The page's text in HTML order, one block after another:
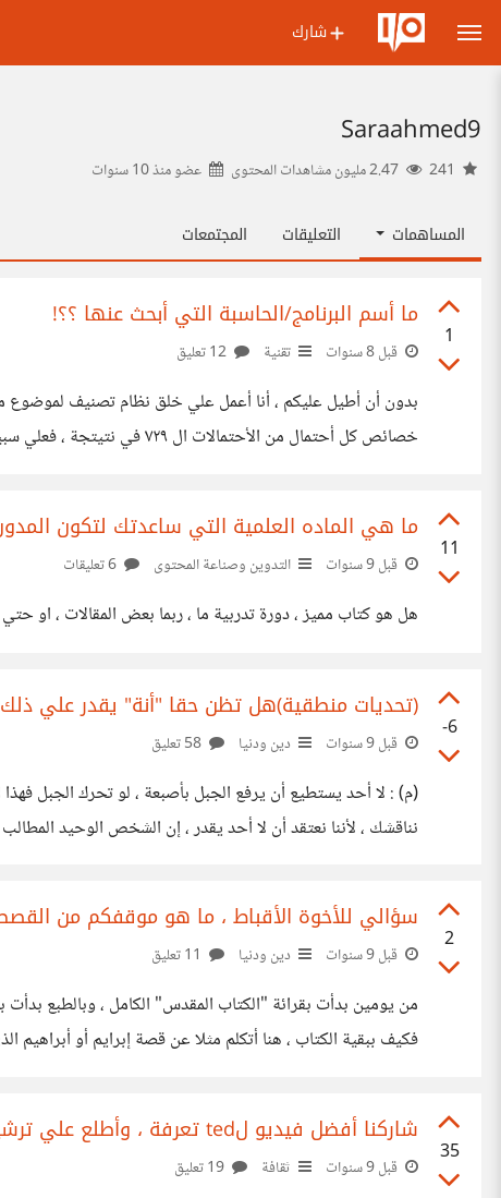
شارك
Saraahmed9
عضو منذ10 سنوات
المساهمات التعليقات المجتمعات
1
ما أسم البرنامج/الحاسبة التي أبحث عنها ؟؟!
قبل 8 سنوات تقنية
11
ما هي الماده العلمية التي ساعدتك لتكون
قبل 9 سنوات التدوين وصناعة المحتوى
هل هو كتاب مميز ، دورة تدربية ما ، ربما بعض المقالات ، او
-6
(تحديات منطقية)هل تظن حقا "أنة" يقدر علي
قبل 9 سنوات دين ودنيا
(م) : لا أحد يستطيع أن يرفع الجبل بأصبعة ، لو تحرك الجبل
نناقشك ، لأننا نعتقد أن لا أحد يقدر ، إن الشخص الوحيد
2
سؤالي للأخوة الأقباط ، ما هو موقفكم من
قبل 9 سنوات دين ودنيا
من يومين بدأت بقرائة "الكتاب المقدس" الكامل ، وبالطبع
فكيف ببقية الكتاب ، هنا أتكلم مثلا عن قصة إبرايم أو
35
شاركنا أفضل فيديو لted تعرفة ، وأطلع علي ترشيحات غيرك
قبل 9 سنوات ثقافة